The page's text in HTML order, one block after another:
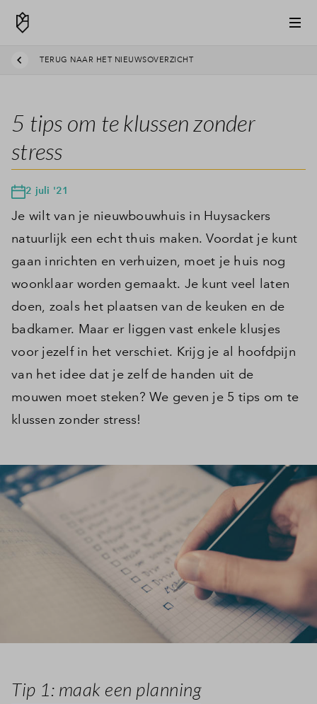
TERUG NAAR HET NIEUWSOVERZICHT
5 tips om te klussen zonder
stress
2 juli '21
Je wilt van je nieuwbouwhuis in Huysackers
natuurlijk een echt thuis maken. Voordat je kunt
gaan inrichten en verhuizen, moet je huis nog
woonklaar worden gemaakt. Je kunt veel laten
doen, zoals het plaatsen van de keuken en de
badkamer. Maar er liggen vast enkele klusjes
voor jezelf in het verschiet. Krijg je al hoofdpijn
van het idee dat je zelf de handen uit de
mouwen moet steken? We geven je 5 tips om te
klussen zonder stress!
Tip 1: maak een planning